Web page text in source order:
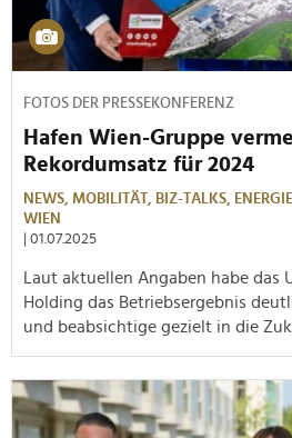
FOTOS DER PRESSEKONFERENZ
Hafen Wien-Gruppe
Rekordumsatz für 2024
NEWS, MOBILITÄT, BIZ-TALKS,
WIEN
| 01.07.2025
Laut aktuellen Angaben habe das
Holding das Betriebsergebnis
und beabsichtige gezielt in die